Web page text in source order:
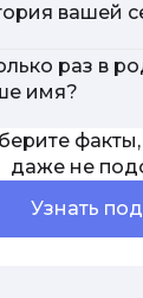
вашей
раз в
имя?
даже не
Узнать